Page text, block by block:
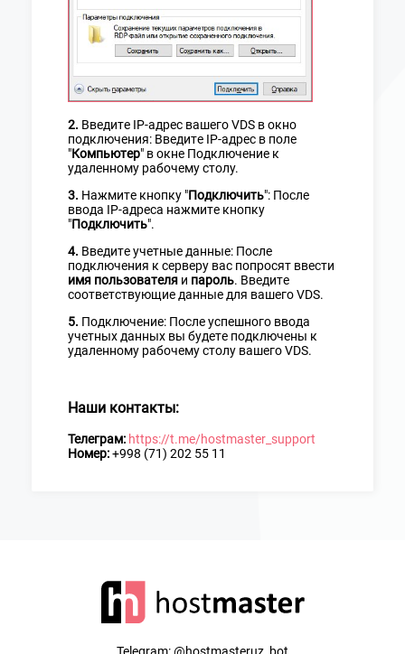
2. Введите IP-адрес вашего VDS в окно
подключения: Введите IP-адрес в поле
"Компьютер" в окне Подключение к
удаленному рабочему столу.
3. Нажмите кнопку "Подключить": После
ввода IP-адреса нажмите кнопку
"Подключить".
4. Введите учетные данные: После
подключения к серверу вас попросят ввести
имя пользователя и пароль. Введите
соответствующие данные для вашего VDS.
5. Подключение: После успешного ввода
учетных данных вы будете подключены к
удаленному рабочему столу вашего VDS.
Наши контакты:
Телеграм: https://t.me/hostmaster_support
Номер:+998 (71) 202 55 11